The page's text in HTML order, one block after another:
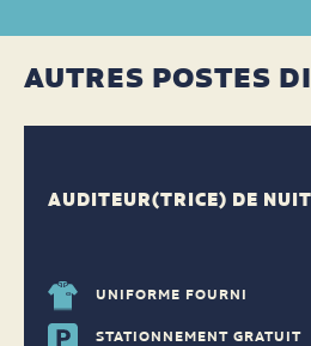
AUTRES POSTES
AUDITEUR(TRICE) DE NUIT
UNIFORME FOURNI
STATIONNEMENT GRATUIT